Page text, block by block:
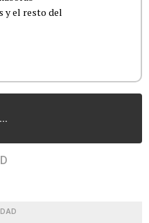
y el resto del
...